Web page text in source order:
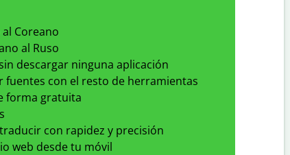
Coreano
al Ruso
descargar ninguna aplicación
fuentes con el resto de herramientas
forma gratuita
con rapidez y precisión
web desde tu móvil